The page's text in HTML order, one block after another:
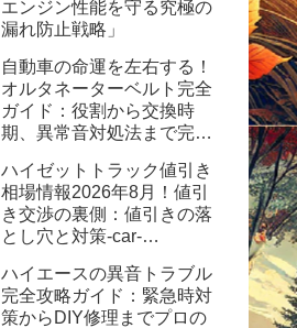
エンジン性能を守る究極の
漏れ防止戦略」
自動車の命運を左右する！
オルタネーターベルト完全
ガイド：役割から交換時
期、異常音対処法まで完全
ハイゼットトラック値引き
相場情報2026年8月！値引
き交渉の裏側：値引きの落
とし穴と対策-car-
ハイエースの異音トラブル
完全攻略ガイド：緊急時対
策からDIY修理までプロの